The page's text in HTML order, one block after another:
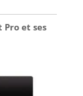
et ses